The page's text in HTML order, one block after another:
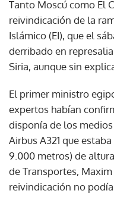
Tanto Moscú como El
reivindicación de la
Islámico (EI), que el
derribado en
Siria, aunque sin
El primer ministro
expertos habían
disponía de los
Airbus A321 que
9.000 metros) de
de Transportes,
reivindicación no